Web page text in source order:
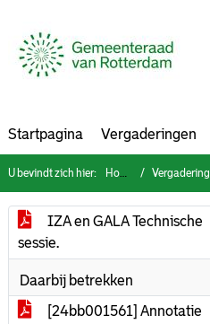
Startpagina Vergaderingen
U bevindt zich hier: Home Vergaderingen
IZA en GALA Technische
sessie.
Daarbij betrekken
[24bb001561] Annotatie